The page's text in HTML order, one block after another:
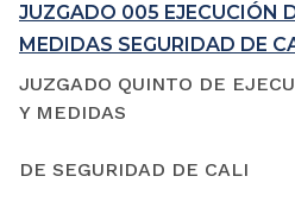
JUZGADO 005 EJECUCIÓN
MEDIDAS SEGURIDAD DE
JUZGADO QUINTO DE
Y MEDIDAS
DE SEGURIDAD DE CALI